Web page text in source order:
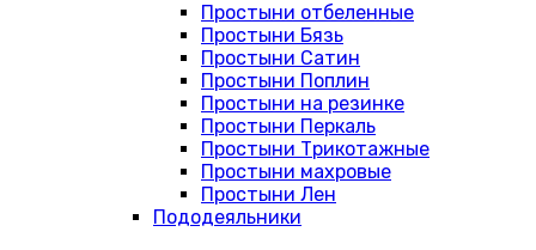
Простыни отбеленные
Простыни Бязь
Простыни Сатин
Простыни Поплин
Простыни на резинке
Простыни Перкаль
Простыни Трикотажные
Простыни махровые
Простыни Лен
Пододеяльники